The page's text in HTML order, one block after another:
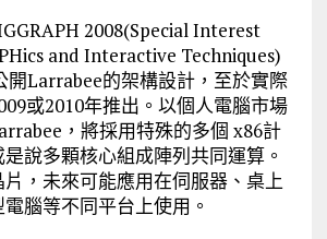
2008(Special Interest
and Interactive Techniques)
Larrabee的架構設計，至於實際
或2010年推出。以個人電腦市場
，將採用特殊的多個 x86計
說多顆核心組成陣列共同運算。
，未來可能應用在伺服器、桌上
腦等不同平台上使用。